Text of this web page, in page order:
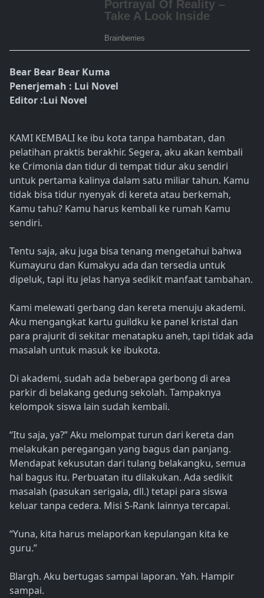
Bear Bear Bear Kuma
Penerjemah : Lui Novel
Editor :Lui Novel
KAMI KEMBALI ke ibu kota tanpa hambatan, dan
pelatihan praktis berakhir. Segera, aku akan kembali
ke Crimonia dan tidur di tempat tidur aku sendiri
untuk pertama kalinya dalam satu miliar tahun. Kamu
tidak bisa tidur nyenyak di kereta atau berkemah,
Kamu tahu? Kamu harus kembali ke rumah Kamu
sendiri.
Tentu saja, aku juga bisa tenang mengetahui bahwa
Kumayuru dan Kumakyu ada dan tersedia untuk
dipeluk, tapi itu jelas hanya sedikit manfaat tambahan.
Kami melewati gerbang dan kereta menuju akademi.
Aku mengangkat kartu guildku ke panel kristal dan
para prajurit di sekitar menatapku aneh, tapi tidak ada
masalah untuk masuk ke ibukota.
Di akademi, sudah ada beberapa gerbong di area
parkir di belakang gedung sekolah. Tampaknya
kelompok siswa lain sudah kembali.
“Itu saja, ya?” Aku melompat turun dari kereta dan
melakukan peregangan yang bagus dan panjang.
Mendapat kekusutan dari tulang belakangku, semua
hal bagus itu. Perbuatan itu dilakukan. Ada sedikit
masalah (pasukan serigala, dll.) tetapi para siswa
keluar tanpa cedera. Misi S-Rank lainnya tercapai.
“Yuna, kita harus melaporkan kepulangan kita ke
guru.”
Blargh. Aku bertugas sampai laporan. Yah. Hampir
sampai.